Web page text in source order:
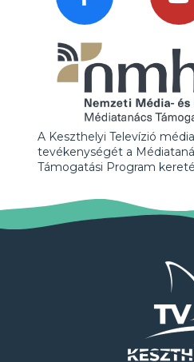
A Keszthelyi Televízió
tevékenységét a
Támogatási Program